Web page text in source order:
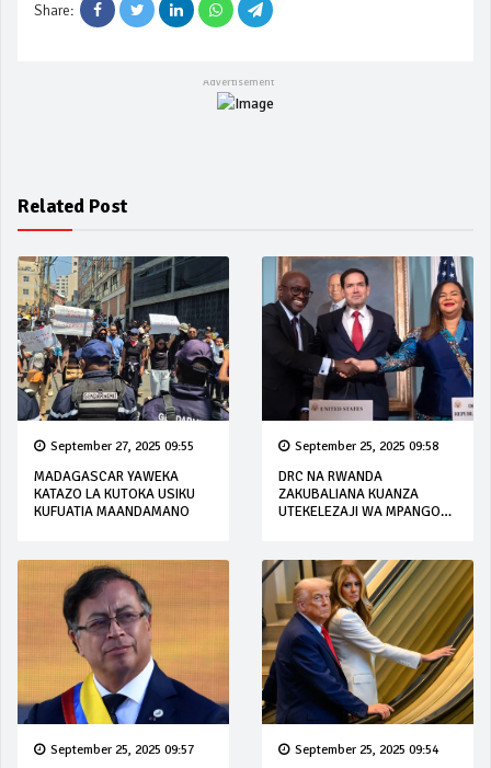
Share:
Related Post
September 27, 2025 09:55
MADAGASCAR YAWEKA
KATAZO LA KUTOKA USIKU
KUFUATIA MAANDAMANO
September 25, 2025 09:58
DRC NA RWANDA
ZAKUBALIANA KUANZA
UTEKELEZAJI WA MPANGO
September 25, 2025 09:57 September 25, 2025 09:54